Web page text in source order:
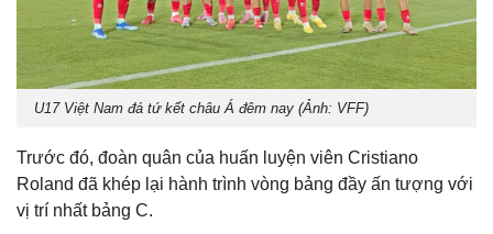
U17 Việt Nam đá tứ kết châu Á đêm nay (Ảnh: VFF)
Trước đó, đoàn quân của huấn luyện viên Cristiano
Roland đã khép lại hành trình vòng bảng đầy ấn tượng với
vị trí nhất bảng C.